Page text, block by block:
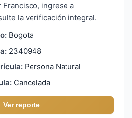
Francisco, ingrese a
la verificación integral.
Bogota
2340948
Persona Natural
Cancelada
Ver reporte